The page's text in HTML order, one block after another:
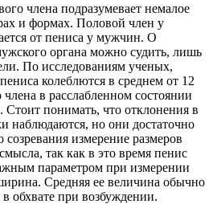
члена подразумевает немалое
и формах. Половой член у
от пениса у мужчин. О
органа можно судить, лишь
По исследованиям ученых,
колеблются в среднем от 12
в расслабленном состоянии
Стоит понимать, что отклонения в
наблюдаются, но они достаточно
измерение размеров
так как в это время пенис
параметром при измерении
Средняя ее величина обычно
обхвате при возбуждении.